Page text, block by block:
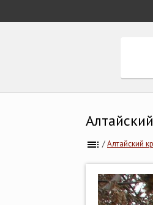
/Алтайский